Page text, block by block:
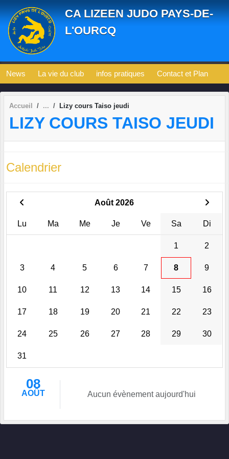
CA LIZEEN JUDO PAYS-DE-
L'OURCQ
News La vie du club infos pratiques Contact et Plan
Accueil Lizy cours Taiso jeudi
LIZY COURS TAISO JEUDI
Calendrier
Août 2026
Lu Ma Me Je Ve Sa Di
1 2
3 4 5 6 7 8 9
10 11 12 13 14 15 16
17 18 19 20 21 22 23
24 25 26 27 28 29 30
31
08
AOÛT Aucun évènement aujourd'hui
Panneau de gestion des cookies